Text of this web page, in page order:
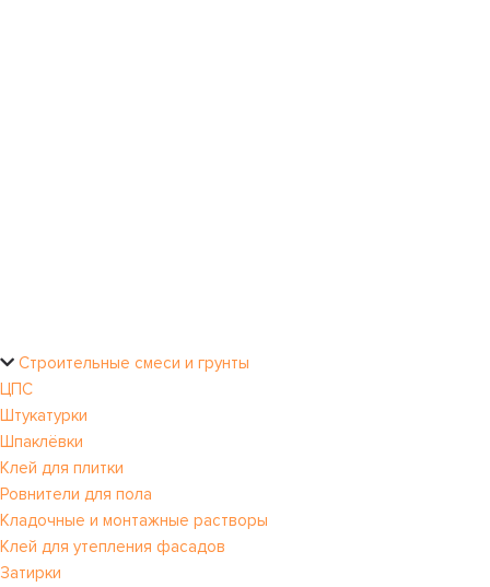
Строительные смеси и грунты
ЦПС
Штукатурки
Шпаклёвки
Клей для плитки
Ровнители для пола
Кладочные и монтажные растворы
Клей для утепления фасадов
Затирки